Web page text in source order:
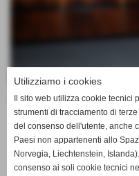
Num. foto presenti: 15
Utilizziamo i cookies
Il sito web utilizza cookie
strumenti di tracciamento di
del consenso dell'utente, anche
Paesi non appartenenti allo
Norvegia, Liechtenstein,
consenso ai soli cookie tecnici